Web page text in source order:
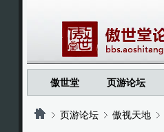
傲世堂 页游论坛
页游论坛 傲视天地